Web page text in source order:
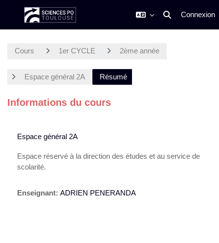
Panneau latéral Activer/
Connexion
Cours 1er CYCLE 2ème année
Espace général 2A Résumé
Informations du cours
Espace général 2A
Espace réservé à la direction des études et au service de
scolarité.
Enseignant: ADRIEN PENERANDA